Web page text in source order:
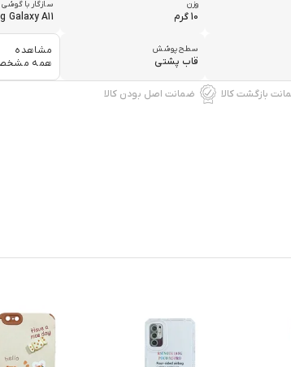
وزن
10 گرم
سازگار با گوشی
Galaxy A11
سطح پوشش
قاب پشتی
مشاهده
همه
ضمانت اصل بودن کالا